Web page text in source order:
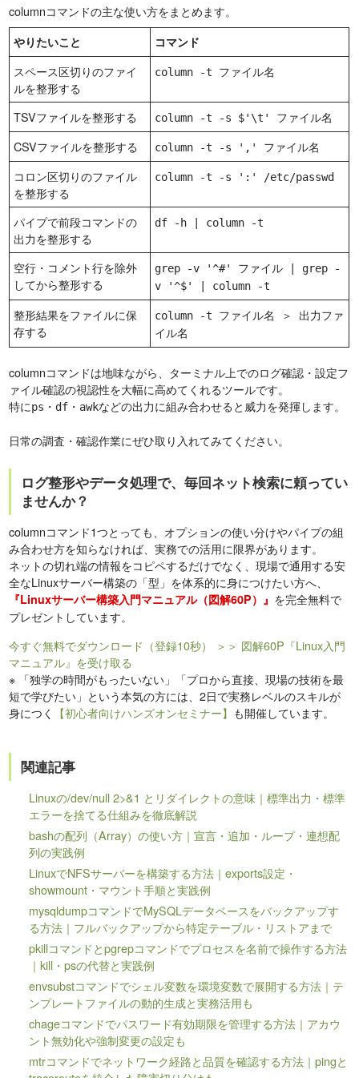
columnコマンドの主な使い方をまとめます。
やりたいこと コマンド
スペース区切りのファイ
ルを整形する
column -t ファイル名
TSVファイルを整形する column -t -s $'\t' ファイル名
CSVファイルを整形する column -t -s ',' ファイル名
コロン区切りのファイル
を整形する
column -t -s ':' /etc/passwd
パイプで前段コマンドの
出力を整形する
df -h | column -t
空行・コメント行を除外
してから整形する
grep -v '^#' ファイル | grep -
v '^$' | column -t
整形結果をファイルに保
存する
column -t ファイル名 ＞ 出力ファ
イル名
columnコマンドは地味ながら、ターミナル上でのログ確認・設定フ
ァイル確認の視認性を大幅に高めてくれるツールです。
特にps ・ df ・ awkなどの出力に組み合わせると威力を発揮します。
日常の調査・確認作業にぜひ取り入れてみてください。
ログ整形やデータ処理で、毎回ネット検索に頼ってい
ませんか？
columnコマンド1つとっても、オプションの使い分けやパイプの組
み合わせ方を知らなければ、実務での活用に限界があります。
ネットの切れ端の情報をコピペするだけでなく、現場で通用する安
全なLinuxサーバー構築の「型」を体系的に身につけたい方へ、
『Linuxサーバー構築入門マニュアル（図解60P）』 を完全無料で
プレゼントしています。
今すぐ無料でダウンロード（登録10秒）
＞＞ 図解60P『Linux入門
マニュアル』を受け取る
※ 「独学の時間がもったいない」「プロから直接、現場の技術を最
短で学びたい」という本気の方には、2日で実務レベルのスキルが
身につく
【初心者向けハンズオンセミナー】 も開催しています。
関連記事
Linuxの/dev/null 2>&1 とリダイレクトの意味｜標準出力・標準
エラーを捨てる仕組みを徹底解説
bashの配列（Array）の使い方｜宣言・追加・ループ・連想配
列の実践例
LinuxでNFSサーバーを構築する方法｜exports設定・
showmount・マウント手順と実践例
mysqldumpコマンドでMySQLデータベースをバックアップす
る方法｜フルバックアップから特定テーブル・リストアまで
pkillコマンドとpgrepコマンドでプロセスを名前で操作する方法
｜kill・psの代替と実践例
envsubstコマンドでシェル変数を環境変数で展開する方法｜テ
ンプレートファイルの動的生成と実務活用も
chageコマンドでパスワード有効期限を管理する方法｜アカウ
ント無効化や強制変更の設定も
mtrコマンドでネットワーク経路と品質を確認する方法｜pingと